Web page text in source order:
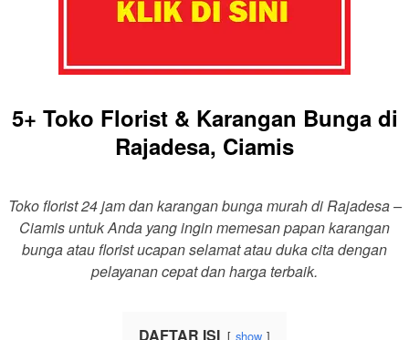
5+ Toko Florist & Karangan Bunga di
Rajadesa, Ciamis
Toko florist 24 jam dan karangan bunga murah di Rajadesa –
Ciamis untuk Anda yang ingin memesan papan karangan
bunga atau florist ucapan selamat atau duka cita dengan
pelayanan cepat dan harga terbaik.
DAFTAR ISI show